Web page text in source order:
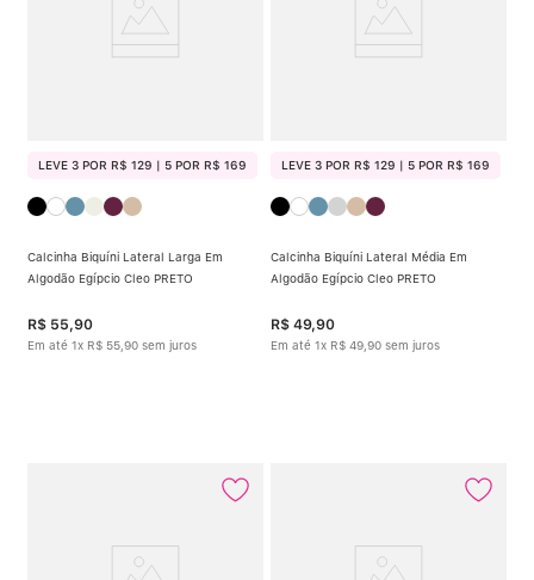
LEVE 3 POR R$ 129 | 5 POR R$ 169
Calcinha Biquíni Lateral Larga Em
Algodão Egípcio Cleo PRETO
R$ 55,90
Em até 1x R$ 55 90 sem juros
LEVE 3 POR R$ 129 | 5 POR R$ 169
Calcinha Biquíni Lateral Média Em
Algodão Egípcio Cleo PRETO
R$ 49,90
Em até 1x R$ 49 90 sem juros
Multifuncional